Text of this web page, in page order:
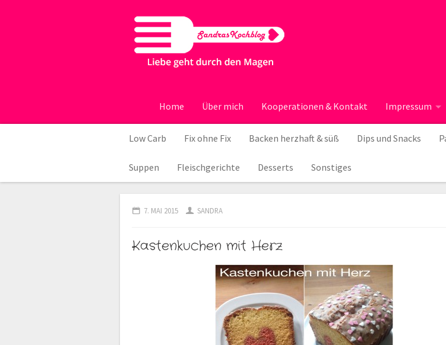
Home Über mich Kooperationen & Kontakt Impressum
Low Carb Fix ohne Fix Backen herzhaft & süß Dips und Snacks
Suppen Fleischgerichte Desserts Sonstiges
7. MAI 2015 SANDRA
Kastenkuchen mit Herz